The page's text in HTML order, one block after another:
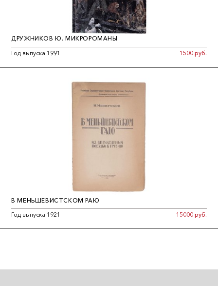
ДРУЖНИКОВ Ю. МИКРОРОМАНЫ
Год выпуска 1991
1500 руб.
В МЕНЬШЕВИСТСКОМ РАЮ
Год выпуска 1921
15000 руб.